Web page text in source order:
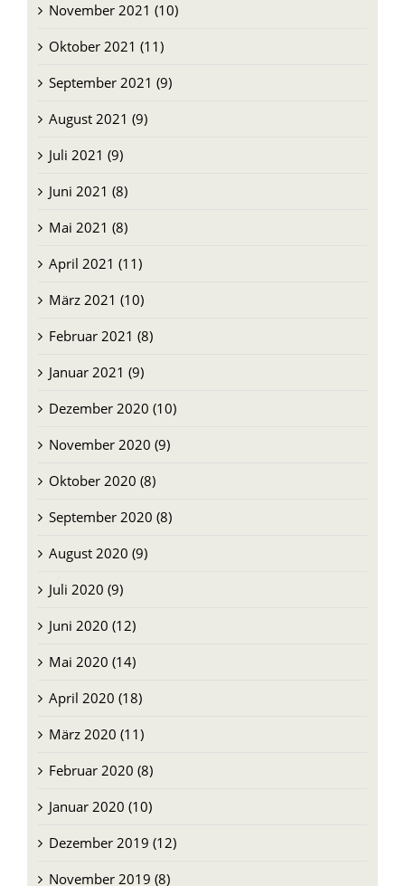
November 2021 (10)
Oktober 2021 (11)
September 2021 (9)
August 2021 (9)
Juli 2021 (9)
Juni 2021 (8)
Mai 2021 (8)
April 2021 (11)
März 2021 (10)
Februar 2021 (8)
Januar 2021 (9)
Dezember 2020 (10)
November 2020 (9)
Oktober 2020 (8)
September 2020 (8)
August 2020 (9)
Juli 2020 (9)
Juni 2020 (12)
Mai 2020 (14)
April 2020 (18)
März 2020 (11)
Februar 2020 (8)
Januar 2020 (10)
Dezember 2019 (12)
November 2019 (8)